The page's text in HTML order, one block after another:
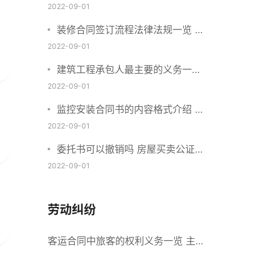
承运人的义务有哪些
2022-09-01
装修合同签订流程法律法规一览 律
师解答
2022-09-01
建筑工程承包人最主要的义务一览
承包合同内容介绍
2022-09-01
监控安装合同书的内容格式介绍 一
般包括这些条款
2022-09-01
委托书可以撤销吗 房屋买卖公证可
否撤销
2022-09-01
劳动纠纷
客运合同中旅客的权利义务一览 主